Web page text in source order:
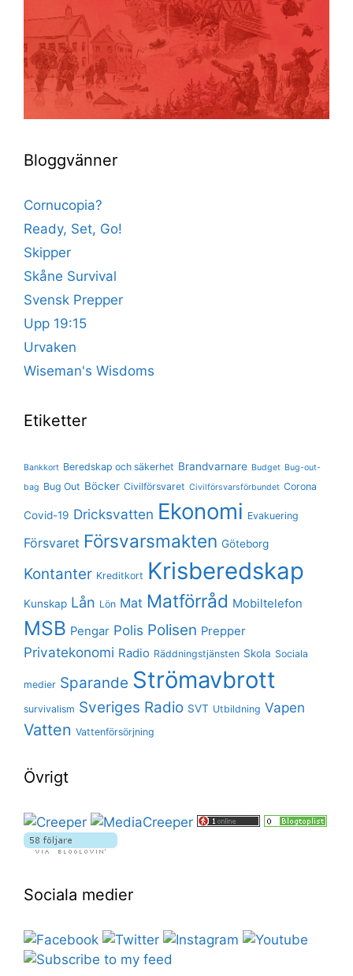
Bloggvänner
Cornucopia?
Ready, Set, Go!
Skipper
Skåne Survival
Svensk Prepper
Upp 19:15
Urvaken
Wiseman's Wisdoms
Etiketter
Bankkort Beredskap och säkerhet Brandvarnare Budget Bug-out-
bag Bug Out Böcker Civilförsvaret Civilförsvarsförbundet Corona
Covid-19 Dricksvatten Ekonomi Evakuering
Försvaret Försvarsmakten Göteborg
Kontanter Kreditkort Krisberedskap
Kunskap Lån Lön Mat Matförråd Mobiltelefon
MSB Pengar Polis Polisen Prepper
Privatekonomi Radio Räddningstjänsten Skola Sociala
medier Sparande Strömavbrott
survivalism Sveriges Radio SVT Utbildning Vapen
Vatten Vattenförsörjning
Övrigt
Sociala medier